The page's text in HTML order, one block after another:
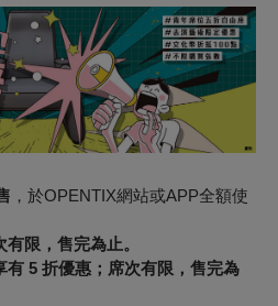
，於OPENTIX網站或APP全額使
限，售完為止。
5 折優惠；席次有限，售完為